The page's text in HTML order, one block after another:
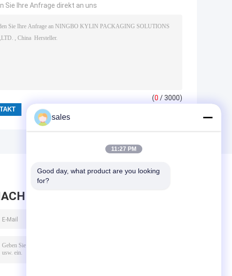
Sie Ihre Anfrage direkt an uns
(0 / 3000)
HINTERLASSEN
sales
11:27 PM
Good day, what product are you looking
for?